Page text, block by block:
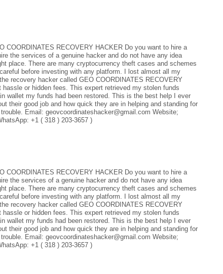
COORDINATES RECOVERY HACKER Do you want to hire a
the services of a genuine hacker and do not have any idea
place. There are many cryptocurrency theft cases and schemes
before investing with any platform. I lost almost all my
recovery hacker called GEO COORDINATES RECOVERY
or hidden fees. This expert retrieved my stolen funds
wallet my funds had been restored. This is the best help I ever
their good job and how quick they are in helping and standing for
Email: geovcoordinateshacker@gmail.com Website;
+1 ( 318 ) 203-3657 )
COORDINATES RECOVERY HACKER Do you want to hire a
the services of a genuine hacker and do not have any idea
place. There are many cryptocurrency theft cases and schemes
before investing with any platform. I lost almost all my
recovery hacker called GEO COORDINATES RECOVERY
or hidden fees. This expert retrieved my stolen funds
wallet my funds had been restored. This is the best help I ever
their good job and how quick they are in helping and standing for
Email: geovcoordinateshacker@gmail.com Website;
+1 ( 318 ) 203-3657 )